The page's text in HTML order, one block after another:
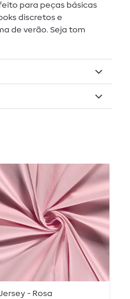
para peças básicas
discretos e
de verão. Seja tom
- Rosa